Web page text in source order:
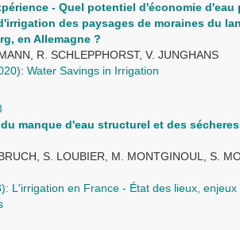
- Quel potentiel d'économie d'eau
des paysages de moraines du
en Allemagne ?
R. SCHLEPPHORST, V. JUNGHANS
Water Savings in Irrigation
manque d'eau structurel et des
S. LOUBIER, M. MONTGINOUL, S.
L'irrigation en France - État des lieux, enjeux